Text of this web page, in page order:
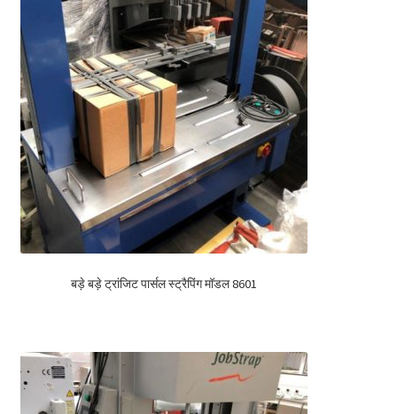
बड़े बड़े ट्रांजिट पार्सल स्ट्रैपिंग मॉडल 8601